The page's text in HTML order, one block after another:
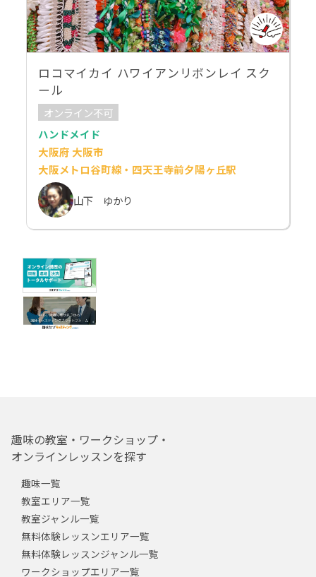
ロコマイカイ ハワイアンリボンレイ スク
ール
オンライン不可
ハンドメイド
大阪府 大阪市
大阪メトロ谷町線・四天王寺前夕陽ヶ丘駅
山下 ゆかり
趣味の教室・ワークショップ・
オンラインレッスンを探す
趣味一覧
教室エリア一覧
教室ジャンル一覧
無料体験レッスンエリア一覧
無料体験レッスンジャンル一覧
ワークショップエリア一覧